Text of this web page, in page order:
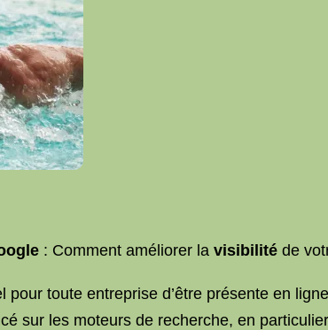
: Comment améliorer la visibilité de
pour toute entreprise d’être présente en
sur les moteurs de recherche, en